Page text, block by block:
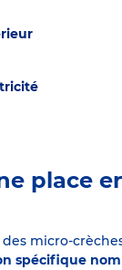
place
micro-
spécifique